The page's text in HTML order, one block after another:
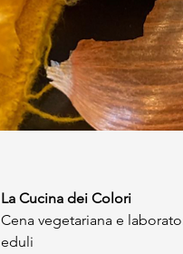
La Cucina dei Colori
Cena vegetariana e
eduli